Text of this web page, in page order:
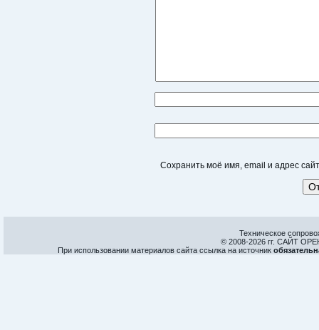
Сохранить моё имя, email и адрес
Техническое
© 2008-2026 гг. САЙТ
При использовании материалов сайта ссылка на источник